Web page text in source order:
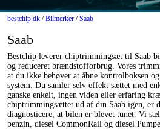
bestchip.dk /Bilmerker /Saab
Saab
Bestchip leverer chiptrimmingsæt til Saab
og reduceret brændstofforbrug. Vores
at du ikke behøver at åbne kontrolboksen
system. Du samler selv effekt sættet med
ganske enkelt, ingen viden eller erfaring
chiptrimmingsættet ud af din Saab igen, er
diagnosticere, at bilen er blevet tunet. Vi
benzin, diesel CommonRail og diesel